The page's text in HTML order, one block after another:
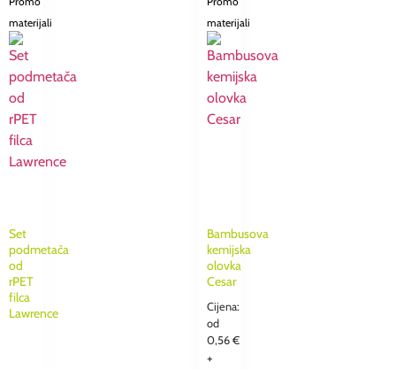
materijali
Set
podmetača
od
rPET
filca
Lawrence
materijali
Bambusova
kemijska
olovka
Cesar
Cijena:
od
0,56 €
+